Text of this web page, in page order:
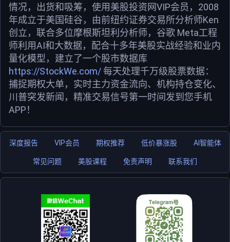
情况，出货和吸筹，使用美股投资网VIP会员，2008
年成立于美国硅谷，由前纽约证券交易所分析师Ken
创立，联合多位摩根斯坦利分析师，谷歌 Meta工程
师利用AI和大数据，配合十多年美股实战经验和业内
量化模型，建立了一个股市数据库
https://StockWe.com/每天处理千万级股票数据：
捕捉期权大单，实时主力资金流向、机构持仓变化、
川普突发新闻，精准交易信号第一时间发到您手机
APP！
深度报告 VIP会员 期权推荐 低价暴涨股 AI智能体
常见问题 美股课程 免责声明 联系我们